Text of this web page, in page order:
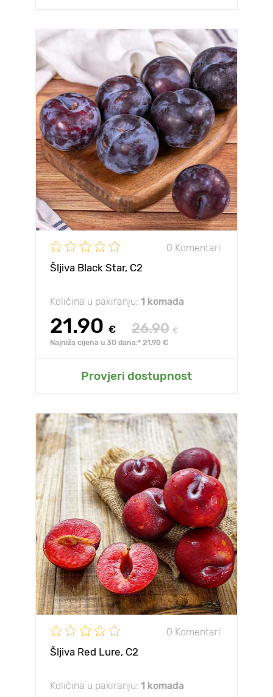
0 Komentari
Šljiva Black Star, С2
Količina u pakiranju: 1 komada
21.90 € 26.90 €
Najniža cijena u 30 dana:* 21.90 €
Provjeri dostupnost
0 Komentari
Šljiva Red Lure, С2
Količina u pakiranju: 1 komada